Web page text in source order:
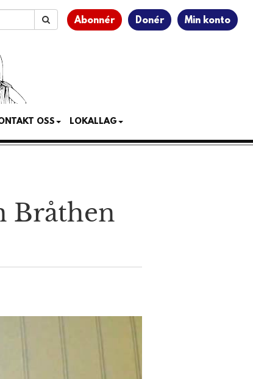
Abonnér Donér Min konto
OSS LOKALLAG
Bråthen